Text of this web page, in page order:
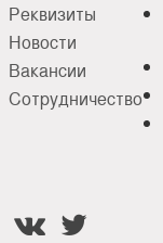
Реквизиты
Новости
Вакансии
Сотрудничество
 